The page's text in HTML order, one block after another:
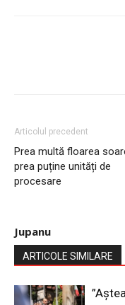
Articolul precedent
Prea multă floarea
prea puține unități de
procesare
Jupanu
ARTICOLE SIMILARE